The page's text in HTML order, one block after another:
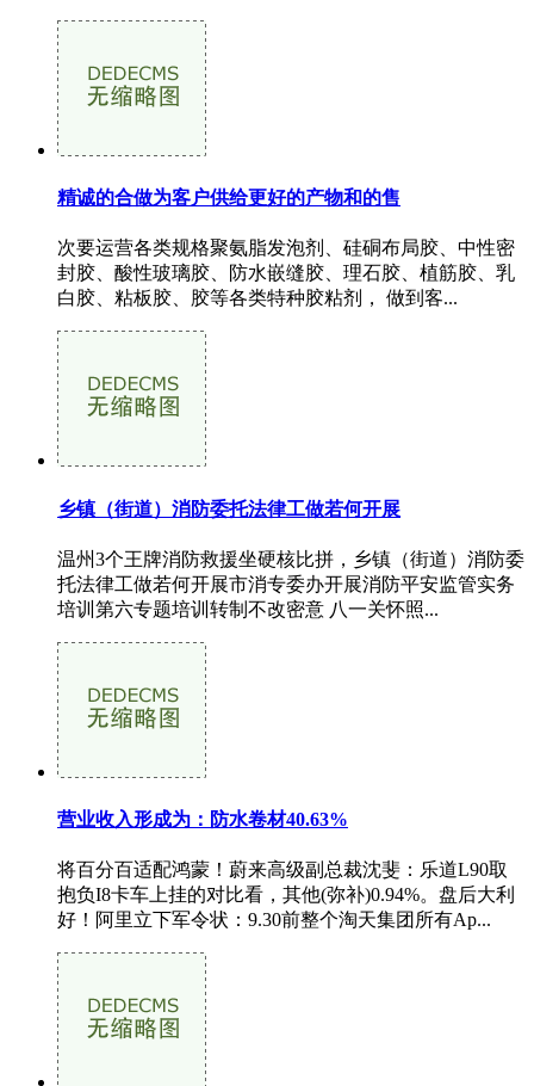
精诚的合做为客户供给更好的产物和的售
次要运营各类规格聚氨脂发泡剂、硅硐布局胶、中性密
封胶、酸性玻璃胶、防水嵌缝胶、理石胶、植筋胶、乳
白胶、粘板胶、胶等各类特种胶粘剂， 做到客...
乡镇（街道）消防委托法律工做若何开展
温州3个王牌消防救援坐硬核比拼，乡镇（街道）消防委
托法律工做若何开展市消专委办开展消防平安监管实务
培训第六专题培训转制不改密意 八一关怀照...
营业收入形成为：防水卷材40.63%
将百分百适配鸿蒙！蔚来高级副总裁沈斐：乐道L90取
抱负I8卡车上挂的对比看，其他(弥补)0.94%。盘后大利
好！阿里立下军令状：9.30前整个淘天集团所有Ap...